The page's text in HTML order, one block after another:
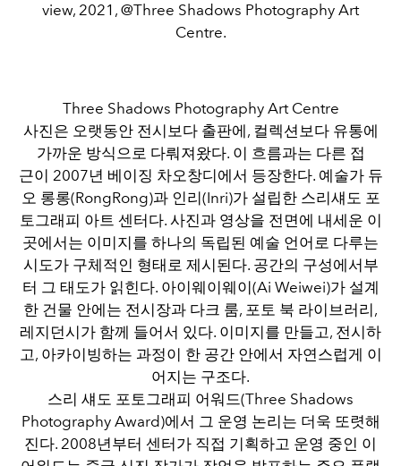
view, 2021, @Three Shadows Photography Art
Centre.
Three Shadows Photography Art Centre
사진은 오랫동안 전시보다 출판에, 컬렉션보다 유통에
가까운 방식으로 다뤄져왔다. 이 흐름과는 다른 접
근이 2007년 베이징 차오창디에서 등장한다. 예술가 듀
오 롱롱(RongRong)과 인리(Inri)가 설립한 스리섀도 포
토그래피 아트 센터다. 사진과 영상을 전면에 내세운 이
곳에서는 이미지를 하나의 독립된 예술 언어로 다루는
시도가 구체적인 형태로 제시된다. 공간의 구성에서부
터 그 태도가 읽힌다. 아이웨이웨이(Ai Weiwei)가 설계
한 건물 안에는 전시장과 다크 룸, 포토 북 라이브러리,
레지던시가 함께 들어서 있다. 이미지를 만들고, 전시하
고, 아카이빙하는 과정이 한 공간 안에서 자연스럽게 이
어지는 구조다.
스리 섀도 포토그래피 어워드(Three Shadows
Photography Award)에서 그 운영 논리는 더욱 또렷해
진다. 2008년부터 센터가 직접 기획하고 운영 중인 이